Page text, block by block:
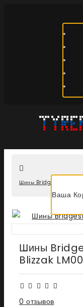
Ваша
Шины Bridgestone 225/
Шины
Blizzak
0 отзывов